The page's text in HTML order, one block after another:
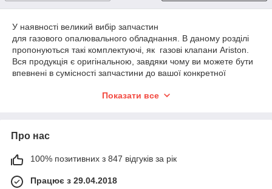
У наявності великий вибір запчастин
для газового опалювального обладнання. В даному розділі
пропонуються такі комплектуючі, як газові клапани Ariston.
Вся продукція є оригінальною, завдяки чому ви можете бути
впевнені в сумісності запчастини до вашої конкретної
рекомендуємо проконсультуватися з нашими
Продукція доступна для замовлення в різних кількостях.
умільцям, ремонтирующими власний котел опалення, так і
технічному обслуговуванні газового обладнання.
Показати все
Про нас
100% позитивних з 847 відгуків за рік
Працює з 29.04.2018